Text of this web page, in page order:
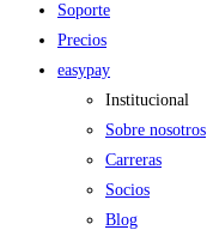
Soporte
Precios
easypay
Institucional
Sobre nosotros
Carreras
Socios
Blog